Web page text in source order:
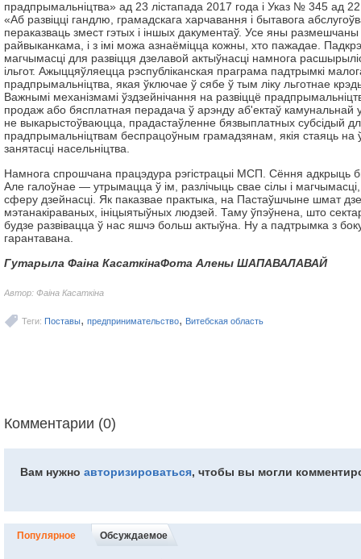
прадпрымальніцтва» ад 23 лістапада 2017 года і Указ № 345 ад
«Аб развіцці гандлю, грамадскага харчавання і бытавога
пераказваць змест гэтых і іншых дакументаў. Усе яны
райвыканкама, і з імі можа азнаёміцца кожны, хто пажадае.
магчымасці для развіцця дзелавой актыўнасці намнога
ільгот. Ажыццяўляецца рэспублі­канская праграма падтрымкі
прадпрымальніцтва, якая ўключае ў сябе ў тым ліку льготнае
Важнымі механізмамі ўздзейнічання на развіццё
продаж або бясплатная перадача ў арэнду аб'ектаў камунальнай
не выкарыстоўваюцца, прадастаўленне бязвыплатных субсідый
прадпрымальніцтвам беспрацоўным грамадзянам, якія стаяць на
занятасці насельніцтва.
Намнога спрошчана працэдура рэгістрацыі МСП. Сёння адкрыць
Але галоўнае — утрымацца ў ім, разлічыць свае сілы і
сферу дзейнасці. Як паказвае практыка, на Пастаўшчыне шмат
мэтанакіраваных, ініцыятыўных людзей. Таму ўпэўнена, што
будзе развівацца ў нас яшчэ больш актыўна. Ну а падтрымка з
гарантавана.
Гутарыла Фаіна КасаткінаФота Алены ШАПАВАЛАВАЙ
Автор: Фаіна Касаткіна
Теги: Поставы, предпринимательство, Витебская область
Комментарии (0)
Вам нужно авторизироваться, чтобы вы могли
Популярное Обсуждаемое